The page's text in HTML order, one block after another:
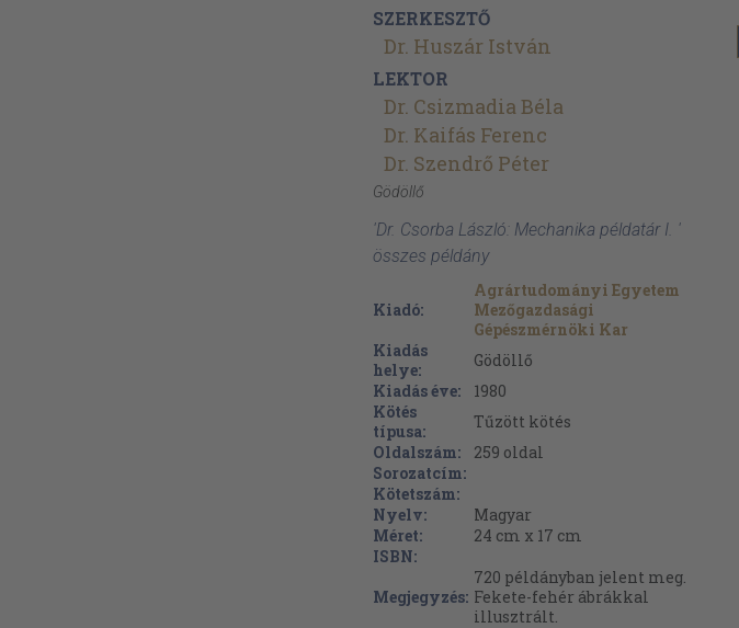
SZERKESZTŐ
Dr. Huszár István
LEKTOR
Dr. Csizmadia Béla
Dr. Kaifás Ferenc
Dr. Szendrő Péter
Gödöllő
'Dr. Csorba László: Mechanika példatár I. '
összes példány
Kiadó:
Agrártudományi Egyetem
Mezőgazdasági
Gépészmérnöki Kar
Kiadás
helye:
Gödöllő
Kiadás éve:
1980
Kötés
típusa:
Tűzött kötés
Oldalszám:
259 oldal
Sorozatcím:
Kötetszám:
Nyelv:
Magyar
Méret:
24 cm x 17 cm
ISBN:
Megjegyzés:
720 példányban jelent meg.
Fekete-fehér ábrákkal
illusztrált.